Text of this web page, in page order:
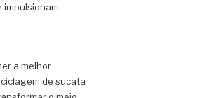
impulsionam
a melhor
de sucata